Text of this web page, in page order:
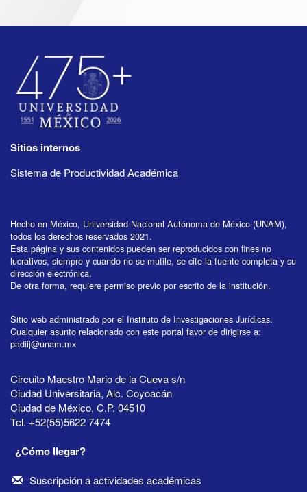
Sitios internos
Sistema de Productividad Académica
Hecho en México, Universidad Nacional Autónoma de México (UNAM),
todos los derechos reservados 2021.
Esta página y sus contenidos pueden ser reproducidos con fines no
lucrativos, siempre y cuando no se mutile, se cite la fuente completa y su
dirección electrónica.
De otra forma, requiere permiso previo por escrito de la institución.
Sitio web administrado por el Instituto de Investigaciones Jurídicas.
Cualquier asunto relacionado con este portal favor de dirigirse a:
padiij@unam.mx
Circuito Maestro Mario de la Cueva s/n
Ciudad Universitaria, Alc. Coyoacán
Ciudad de México, C.P. 04510
Tel. +52(55)5622 7474
¿Cómo llegar?
Suscripción a actividades académicas